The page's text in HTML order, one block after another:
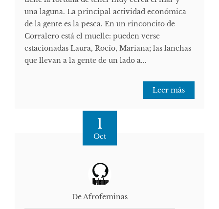
una laguna. La principal actividad económica
de la gente es la pesca. En un rinconcito de
Corralero está el muelle: pueden verse
estacionadas Laura, Rocío, Mariana; las lanchas
que llevan a la gente de un lado a...
Leer más
1
Oct
De Afrofeminas